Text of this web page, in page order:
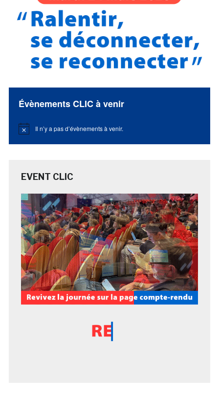
Évènements CLIC à venir
Notice Il n’y a pas d’évènements à venir.
EVENT CLIC